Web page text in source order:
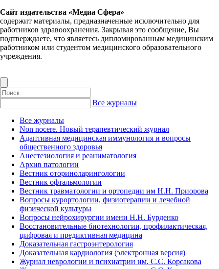
Сайт издательства «Медиа Сфера»
содержит материалы, предназначенные исключительно для
работников здравоохранения. Закрывая это сообщение, Вы
подтверждаете, что являетесь дипломированным медицинским
работником или студентом медицинского образовательного
учреждения.
Все журналы
Все журналы
Non nocere. Новый терапевтический журнал
Адаптивная медицинская иммунология и вопросы
общественного здоровья
Анестезиология и реаниматология
Архив патологии
Вестник оториноларингологии
Вестник офтальмологии
Вестник травматологии и ортопедии им Н.Н. Приорова
Вопросы курортологии, физиотерапии и лечебной
физической культуры
Вопросы нейрохирургии имени Н.Н. Бурденко
Восстановительные биотехнологии, профилактическая,
цифровая и предиктивная медицина
Доказательная гастроэнтерология
Доказательная кардиология (электронная версия)
Журнал неврологии и психиатрии им. С.С. Корсакова